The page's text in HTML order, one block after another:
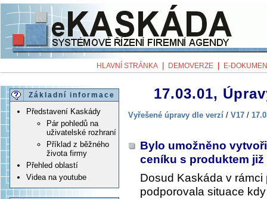
HLAVNÍ STRÁNKA DEMOVERZE E-
Základní informace
Představení Kaskády
Pár pohledů na
uživatelské rozhraní
Příklad z běžného
života firmy
Přehled oblastí
Videa na youtube
17.03.01,
Vyřešené úpravy dle verzí / V17 /
Bylo umožněno
ceníku s produktem
Dosud Kaskáda v
podporovala situace kdy